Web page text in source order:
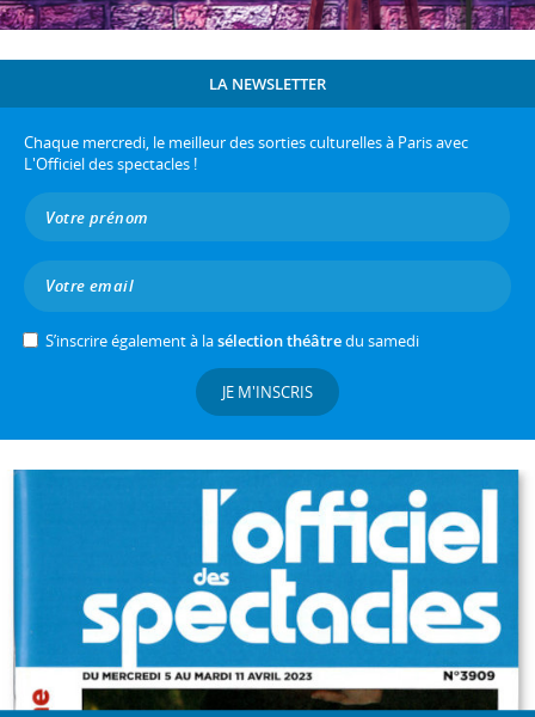
LA NEWSLETTER
Chaque mercredi, le meilleur des sorties culturelles à Paris avec
L'Officiel des spectacles !
S’inscrire également à lasélection théâtredu samedi
JE M'INSCRIS